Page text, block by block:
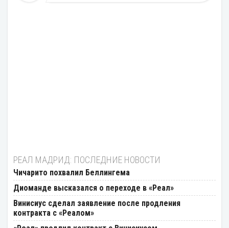
РЕАЛ МАДРИД: ПОСЛЕДНИЕ НОВОСТИ
Чичарито похвалил Беллингема
Диоманде высказался о переходе в «Реал»
Винисиус сделал заявление после продления
контракта с «Реалом»